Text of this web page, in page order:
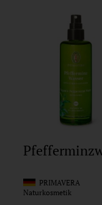
PRIMAVERA
Naturkosmetik